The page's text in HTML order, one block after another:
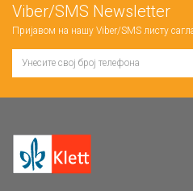
Viber/SMS Newsletter
Пријавом на нашу Viber/SMS листу